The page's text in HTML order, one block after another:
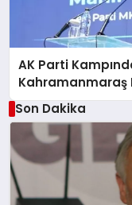
AK Parti
Kahramanmaraş
Son Dakika